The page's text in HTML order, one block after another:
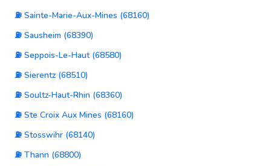
⛽ Sainte-Marie-Aux-Mines (68160)
⛽ Sausheim (68390)
⛽ Seppois-Le-Haut (68580)
⛽ Sierentz (68510)
⛽ Soultz-Haut-Rhin (68360)
⛽ Ste Croix Aux Mines (68160)
⛽ Stosswihr (68140)
⛽ Thann (68800)